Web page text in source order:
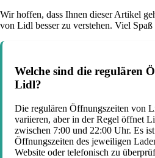
Wir hoffen, dass Ihnen dieser Artikel
von Lidl besser zu verstehen. Viel
Welche sind die regulären
Lidl?
Die regulären Öffnungszeiten von
variieren, aber in der Regel öffnet
zwischen 7:00 und 22:00 Uhr. Es
Öffnungszeiten des jeweiligen
Website oder telefonisch zu